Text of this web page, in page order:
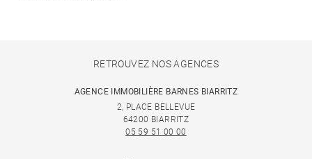
RETROUVEZ NOS AGENCES
AGENCE IMMOBILIÈRE BARNES BIARRITZ
2, PLACE BELLEVUE
64200 BIARRITZ
05 59 51 00 00